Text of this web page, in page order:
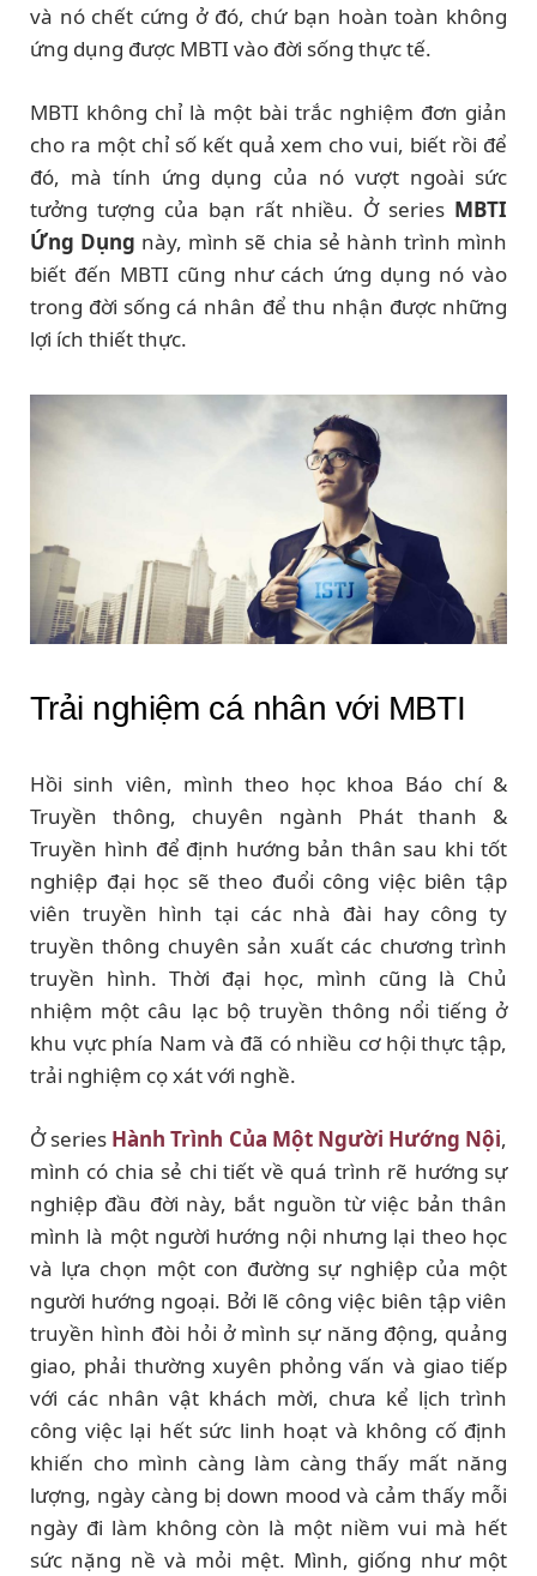
và nó chết cứng ở đó, chứ bạn hoàn toàn không
ứng dụng được MBTI vào đời sống thực tế.
MBTI không chỉ là một bài trắc nghiệm đơn giản
cho ra một chỉ số kết quả xem cho vui, biết rồi để
đó, mà tính ứng dụng của nó vượt ngoài sức
tưởng tượng của bạn rất nhiều. Ở series MBTI
Ứng Dụng này, mình sẽ chia sẻ hành trình mình
biết đến MBTI cũng như cách ứng dụng nó vào
trong đời sống cá nhân để thu nhận được những
lợi ích thiết thực.
Trải nghiệm cá nhân với MBTI
Hồi sinh viên, mình theo học khoa Báo chí &
Truyền thông, chuyên ngành Phát thanh &
Truyền hình để định hướng bản thân sau khi tốt
nghiệp đại học sẽ theo đuổi công việc biên tập
viên truyền hình tại các nhà đài hay công ty
truyền thông chuyên sản xuất các chương trình
truyền hình. Thời đại học, mình cũng là Chủ
nhiệm một câu lạc bộ truyền thông nổi tiếng ở
khu vực phía Nam và đã có nhiều cơ hội thực tập,
trải nghiệm cọ xát với nghề.
Ở series Hành Trình Của Một Người Hướng Nội,
mình có chia sẻ chi tiết về quá trình rẽ hướng sự
nghiệp đầu đời này, bắt nguồn từ việc bản thân
mình là một người hướng nội nhưng lại theo học
và lựa chọn một con đường sự nghiệp của một
người hướng ngoại. Bởi lẽ công việc biên tập viên
truyền hình đòi hỏi ở mình sự năng động, quảng
giao, phải thường xuyên phỏng vấn và giao tiếp
với các nhân vật khách mời, chưa kể lịch trình
công việc lại hết sức linh hoạt và không cố định
khiến cho mình càng làm càng thấy mất năng
lượng, ngày càng bị down mood và cảm thấy mỗi
ngày đi làm không còn là một niềm vui mà hết
sức nặng nề và mỏi mệt. Mình, giống như một